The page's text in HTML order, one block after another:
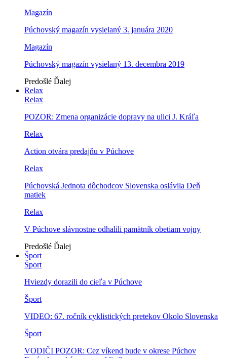
Magazín
Púchovský magazín vysielaný 3. januára 2020
Magazín
Púchovský magazín vysielaný 13. decembra 2019
Predošlé Ďalej
Relax
Relax
POZOR: Zmena organizácie dopravy na ulici J. Kráľa
Relax
Action otvára predajňu v Púchove
Relax
Púchovská Jednota dôchodcov Slovenska oslávila Deň
matiek
Relax
V Púchove slávnostne odhalili pamätník obetiam vojny
Predošlé Ďalej
Šport
Šport
Hviezdy dorazili do cieľa v Púchove
Šport
VIDEO: 67. ročník cyklistických pretekov Okolo Slovenska
Šport
VODIČI POZOR: Cez víkend bude v okrese Púchov